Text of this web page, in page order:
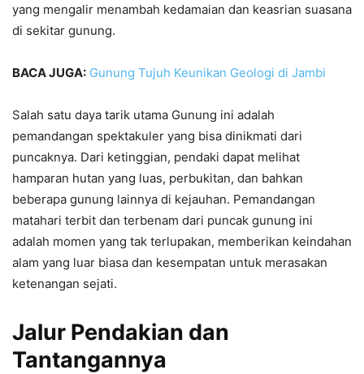
yang mengalir menambah kedamaian dan keasrian suasana
di sekitar gunung.
BACA JUGA: Gunung Tujuh Keunikan Geologi di Jambi
Salah satu daya tarik utama Gunung ini adalah
pemandangan spektakuler yang bisa dinikmati dari
puncaknya. Dari ketinggian, pendaki dapat melihat
hamparan hutan yang luas, perbukitan, dan bahkan
beberapa gunung lainnya di kejauhan. Pemandangan
matahari terbit dan terbenam dari puncak gunung ini
adalah momen yang tak terlupakan, memberikan keindahan
alam yang luar biasa dan kesempatan untuk merasakan
ketenangan sejati.
Jalur Pendakian dan
Tantangannya